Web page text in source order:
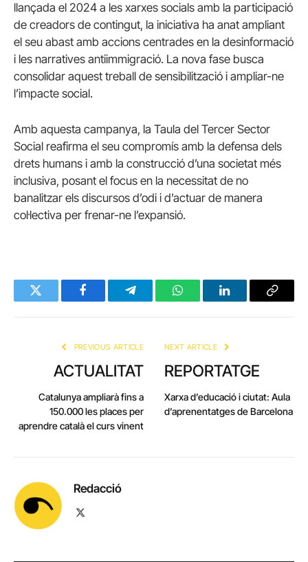
llançada el 2024 a les xarxes socials amb la participació
de creadors de contingut, la iniciativa ha anat ampliant
el seu abast amb accions centrades en la desinformació
i les narratives antiimmigració. La nova fase busca
consolidar aquest treball de sensibilització i ampliar-ne
l’impacte social.
Amb aquesta campanya, la Taula del Tercer Sector
Social reafirma el seu compromís amb la defensa dels
drets humans i amb la construcció d’una societat més
inclusiva, posant el focus en la necessitat de no
banalitzar els discursos d’odi i d’actuar de manera
col·lectiva per frenar-ne l’expansió.
Twitter FacebookTelegramWhatsAppLinkedInCopy
PREVIOUS ARTICLE
ACTUALITAT
Catalunya ampliarà fins a
150.000 les places per
aprendre català el curs vinent
NEXT ARTICLE
REPORTATGE
Xarxa d’educació i ciutat: Aula
d’aprenentatges de Barcelona
Redacció